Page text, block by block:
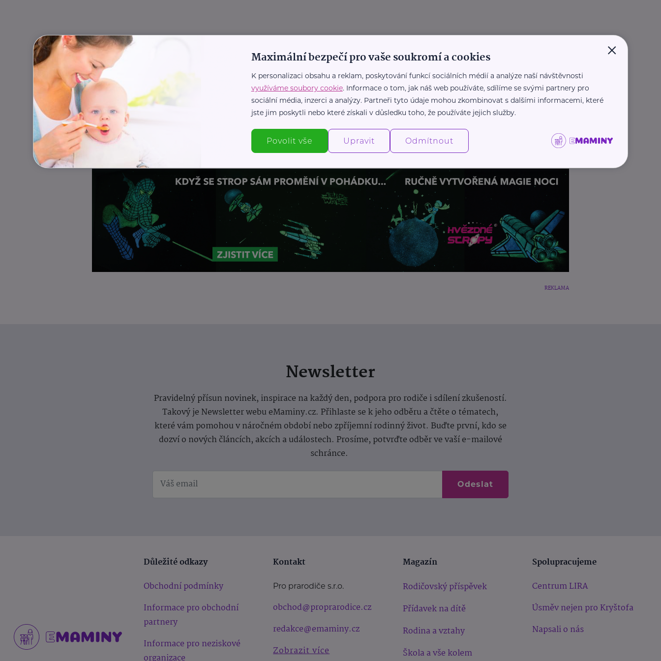
REKLAMA
Newsletter
Pravidelný přísun novinek, inspirace na každý den, podpora pro rodiče i sdílení zkušeností.
Takový je Newsletter webu eMaminy.cz. Přihlaste se k jeho odběru a čtěte o tématech,
které vám pomohou v náročném období nebo zpříjemní rodinný život. Buďte první, kdo se
dozví o nových článcích, akcích a událostech. Prosíme, potvrďte odběr ve vaší e-mailové
schránce.
Odeslat
Důležité odkazy
Obchodní podmínky
Informace pro obchodní
partnery
Informace pro neziskové
organizace
Kontakt
Pro prarodiče s.r.o.
obchod@proprarodice.cz
redakce@emaminy.cz
Zobrazit více
Magazín
Rodičovský příspěvek
Přídavek na dítě
Rodina a vztahy
Škola a vše kolem
Spolupracujeme
Centrum LIRA
Úsměv nejen pro Kryštofa
Napsali o nás
×
Maximální bezpečí pro vaše soukromí a cookies
K personalizaci obsahu a reklam, poskytování funkcí sociálních médií a analýze naší návštěvnosti
využíváme soubory cookie. Informace o tom, jak náš web používáte, sdílíme se svými partnery pro
sociální média, inzerci a analýzy. Partneři tyto údaje mohou zkombinovat s dalšími informacemi, které
jste jim poskytli nebo které získali v důsledku toho, že používáte jejich služby.
Povolit vše Upravit Odmítnout